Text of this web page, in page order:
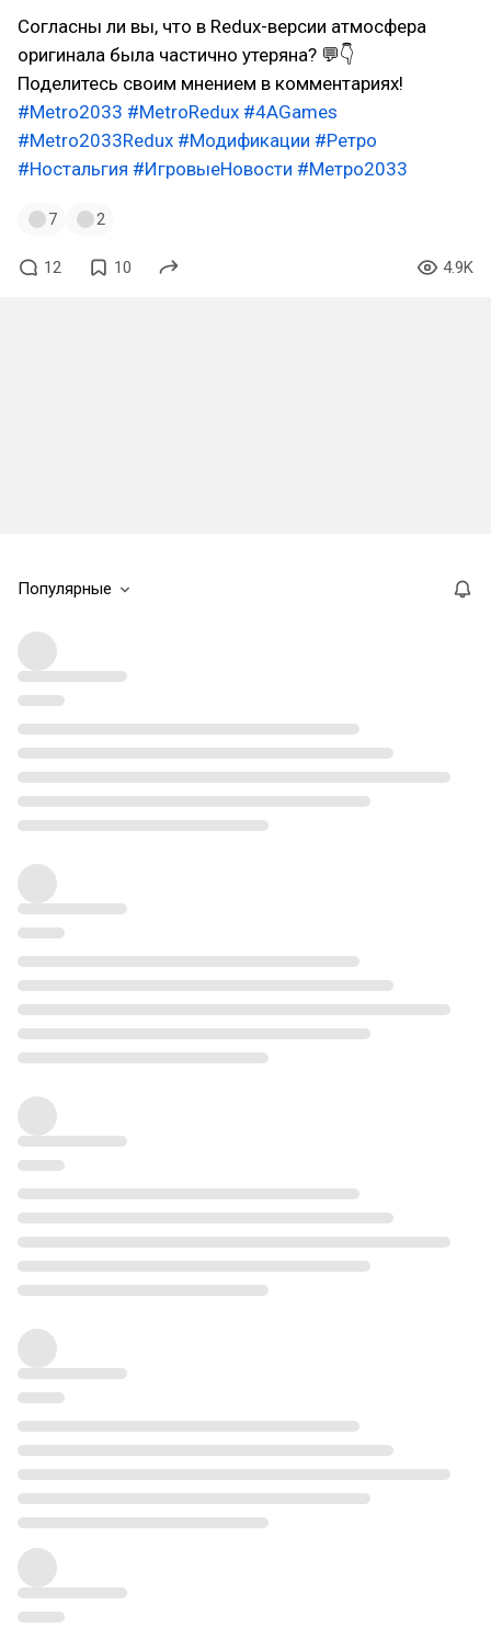
Согласны ли вы, что в Redux-версии атмосфера
оригинала была частично утеряна? 💬👇
Поделитесь своим мнением в комментариях!
#Metro2033 #MetroRedux #4AGames
#Metro2033Redux #Модификации #Ретро
#Ностальгия #ИгровыеНовости #Метро2033
7 2
12 10 4.9K
Популярные